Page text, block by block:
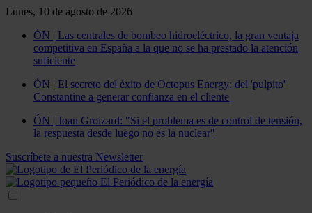
Lunes, 10 de agosto de 2026
ÓN | Las centrales de bombeo hidroeléctrico, la gran ventaja
competitiva en España a la que no se ha prestado la atención
suficiente
ÓN | El secreto del éxito de Octopus Energy: del 'pulpito'
Constantine a generar confianza en el cliente
ÓN | Joan Groizard: "Si el problema es de control de tensión,
la respuesta desde luego no es la nuclear"
Suscríbete a nuestra Newsletter